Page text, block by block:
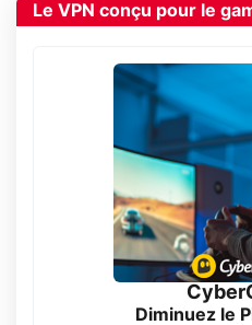
Le VPN conçu pour le
Diminuez le